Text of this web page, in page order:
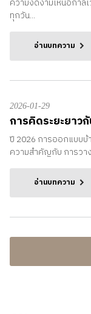
ทุกวัน...
อ่านบทความ
2026-01-29
การคิดระยะยาว
ปี 2026 การออกแบบบ้
ความสำคัญกับ การวา
อ่านบทความ